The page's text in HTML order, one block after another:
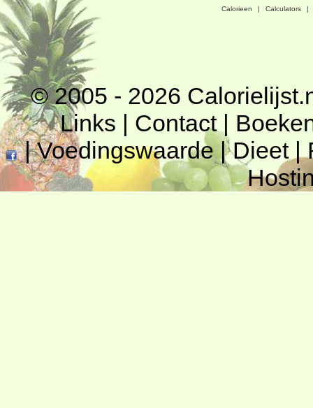
Calorieen | Calculators |
© 2005 - 2026
Links | Contact|
|Voedingswaarde|Dieet|